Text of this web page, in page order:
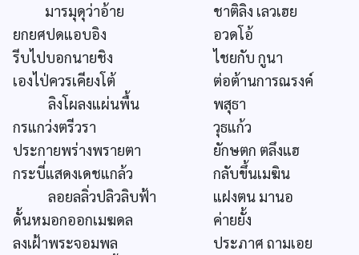
มารมุดุว่าอ้าย
ชาติลิง เลวเฮย
ยกยศปดแอบอิง
อวดโอ้
รีบไปบอกนายชิง
ไชยกับ กูนา
เองไป่ควรเคียงโต้
ต่อต้านการณรงค์
ลิงโผลงแผ่นพื้น
พสุธา
กรแกว่งตรีวรา
วุธแก้ว
ประกายพร่างพรายตา
ยักษตก ตลึงแฮ
กระบี่แสดงเดชแกล้ว
กลับขึ้นเมฆิน
ลอยลลิ่วปลิวลิบฟ้า
แฝงตน มานอ
ดั้นหมอกออกเมฆดล
ค่ายยั้ง
ลงเฝ้าพระจอมพล
ประภาศ ถามเอย